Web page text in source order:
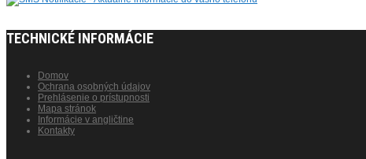
TECHNICKÉ INFORMÁCIE
Domov
Ochrana osobných údajov
Prehlásenie o prístupnosti
Mapa stránok
Informácie v angličtine
Kontakty